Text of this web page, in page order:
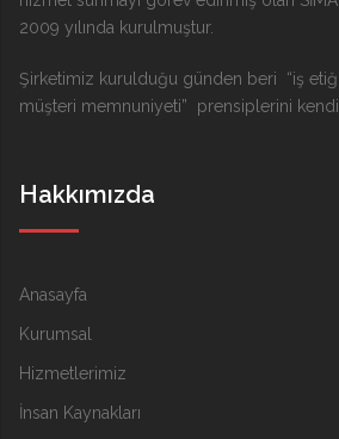
2009 yılında kurulmuştur.
Şirketimiz kurulduğu günden beri “iş
müşteri memnuniyeti” prensiplerini
Hakkımızda
Anasayfa
Kurumsal
Hizmetlerimiz
İnsan Kaynakları